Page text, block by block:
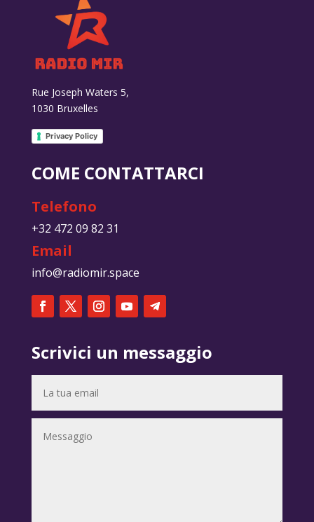
Rue Joseph Waters 5,
1030 Bruxelles
Privacy Policy
COME CONTATTARCI
Telefono
+32 472 09 82 31
Email
info@radiomir.space
Scrivici un messaggio